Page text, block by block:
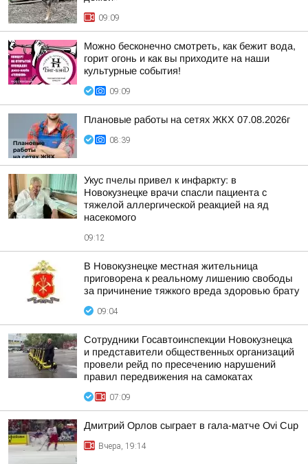
09:09
Можно бесконечно смотреть, как бежит вода,
горит огонь и как вы приходите на наши
культурные события!
09:09
Плановые работы на сетях ЖКХ 07.08.2026г
08:39
Укус пчелы привел к инфаркту: в
Новокузнецке врачи спасли пациента с
тяжелой аллергической реакцией на яд
насекомого
09:12
В Новокузнецке местная жительница
приговорена к реальному лишению свободы
за причинение тяжкого вреда здоровью брату
09:04
Сотрудники Госавтоинспекции Новокузнецка
и представители общественных организаций
провели рейд по пресечению нарушений
правил передвижения на самокатах
07:09
Дмитрий Орлов сыграет в гала-матче Ovi Cup
Вчера, 19:14